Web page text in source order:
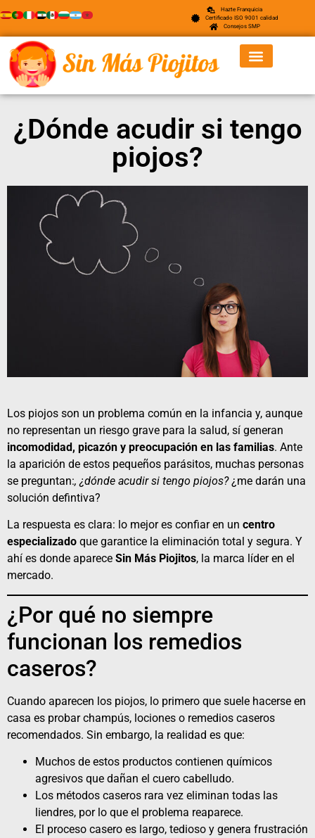
Hazte Franquicia
Certificado ISO 9001 calidad
Consejos SMP
¿Dónde acudir si tengo
piojos?
Los piojos son un problema común en la infancia y, aunque
no representan un riesgo grave para la salud, sí generan
incomodidad, picazón y preocupación en las familias. Ante
la aparición de estos pequeños parásitos, muchas personas
se preguntan:, ¿dónde acudir si tengo piojos?¿me darán una
solución defintiva?
La respuesta es clara: lo mejor es confiar en un centro
especializado que garantice la eliminación total y segura. Y
ahí es donde aparece Sin Más Piojitos, la marca líder en el
mercado.
¿Por qué no siempre
funcionan los remedios
caseros?
Cuando aparecen los piojos, lo primero que suele hacerse en
casa es probar champús, lociones o remedios caseros
recomendados. Sin embargo, la realidad es que:
Muchos de estos productos contienen químicos
agresivos que dañan el cuero cabelludo.
Los métodos caseros rara vez eliminan todas las
liendres, por lo que el problema reaparece.
El proceso casero es largo, tedioso y genera frustración